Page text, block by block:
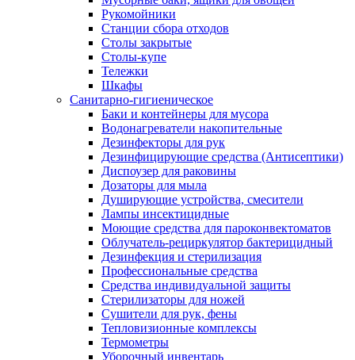
Рукомойники
Станции сбора отходов
Столы закрытые
Столы-купе
Тележки
Шкафы
Санитарно-гигиеническое
Баки и контейнеры для мусора
Водонагреватели накопительные
Дезинфекторы для рук
Дезинфицирующие средства (Антисептики)
Диспоузер для раковины
Дозаторы для мыла
Душирующие устройства, смесители
Лампы инсектицидные
Моющие средства для пароконвектоматов
Облучатель-рециркулятор бактерицидный
Дезинфекция и стерилизация
Профессиональные средства
Средства индивидуальной защиты
Стерилизаторы для ножей
Сушители для рук, фены
Тепловизионные комплексы
Термометры
Уборочный инвентарь